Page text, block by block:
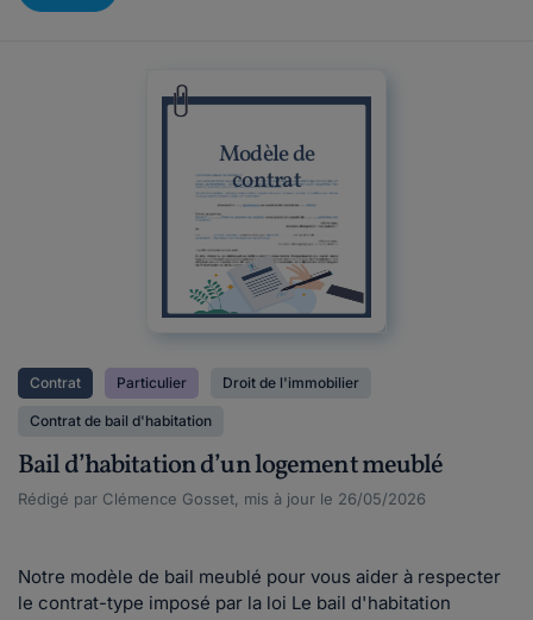
Modèle de
contrat
Contrat Particulier Droit de l'immobilier
Contrat de bail d'habitation
Bail d’habitation d’un logement meublé
Rédigé par Clémence Gosset, mis à jour le 26/05/2026
Notre modèle de bail meublé pour vous aider à respecter
le contrat-type imposé par la loi Le bail d'habitation